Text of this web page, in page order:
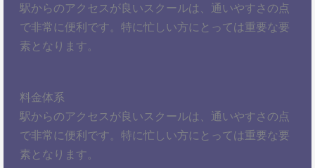
駅からのアクセスが良いスクールは、通いやすさの点
で非常に便利です。特に忙しい方にとっては重要な要
素となります。
料金体系
駅からのアクセスが良いスクールは、通いやすさの点
で非常に便利です。特に忙しい方にとっては重要な要
素となります。